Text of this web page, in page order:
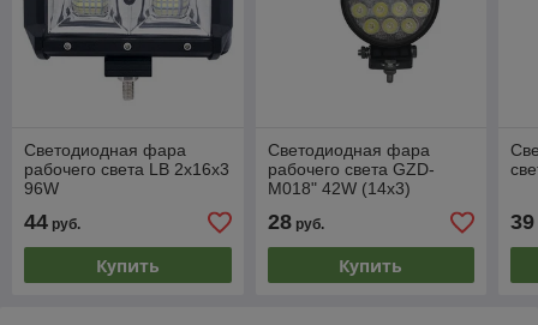
Светодиодная фара
рабочего света LB 2x16x3
96W
44 руб.
Купить
Светодиодная фара
рабочего света GZD-
M018" 42W (14х3)
28руб.
Купить
39